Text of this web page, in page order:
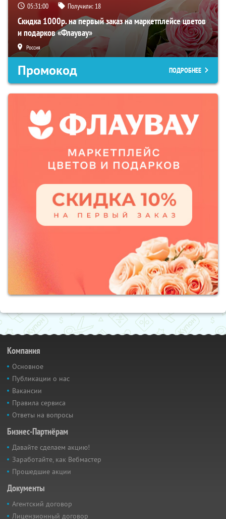
05:30:58 Получили: 18
Скидка 1000р. на первый заказ на маркетплейсе цветов
и подарков «Флаувау»
Россия
Промокод ПОДРОБНЕЕ
Компания
Основное
Публикации о нас
Вакансии
Правила сервиса
Ответы на вопросы
Бизнес-Партнёрам
Давайте сделаем акцию!
Заработайте, как Вебмастер
Прошедшие акции
Документы
Агентский договор
Лицензионный договор